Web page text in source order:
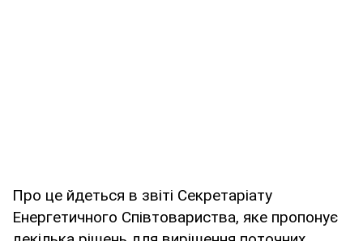
Про це йдеться в звіті Секретаріату
Енергетичного Співтовариства, яке пропонує